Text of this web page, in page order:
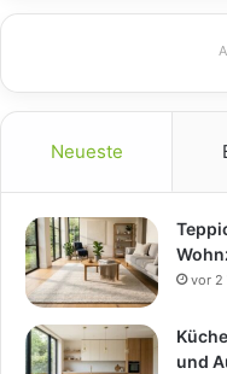
Neueste
vor 2
und